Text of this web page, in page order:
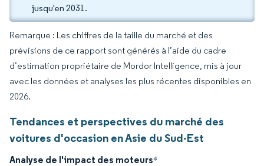
jusqu'en 2031.
Remarque : Les chiffres de la taille du marché et des
prévisions de ce rapport sont générés à l’aide du cadre
d’estimation propriétaire de Mordor Intelligence, mis à jour
avec les données et analyses les plus récentes disponibles en
2026.
Tendances et perspectives du marché des
voitures d'occasion en Asie du Sud-Est
Analyse de l'impact des moteurs*